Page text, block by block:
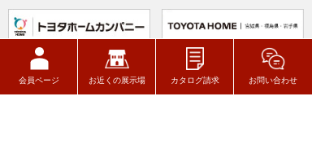
会員ページ お近くの展示場 カタログ請求 お問い合わせ